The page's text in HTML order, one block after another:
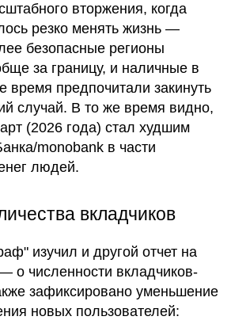
вторжения, когда
резко менять жизнь —
безопасные регионы
за границу, и наличные в
время предпочитали закинуть
случай. В то же время видно,
(2026 года) стал худшим
monobank в части
людей.
вкладчиков
изучил и другой отчет на
о численности вкладчиков-
зафиксировано уменьшение
новых пользователей: